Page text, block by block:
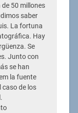
50 millones
saber
La fortuna
Hay
Se
Junto con
se han
la fuente
caso de los